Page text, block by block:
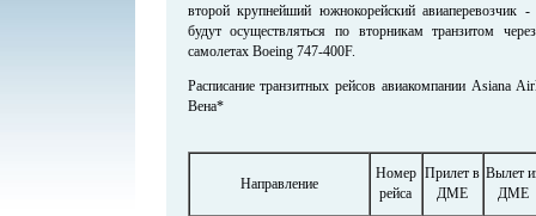
второй крупнейший южнокорейский авиаперевозчик
будут осуществляться по вторникам транзитом
самолетах Boeing 747-400F.
Расписание транзитных рейсов авиакомпании Asiana
Вена*
Направление
Номер
рейса
Прилет в
ДМЕ
Вылет
ДМЕ